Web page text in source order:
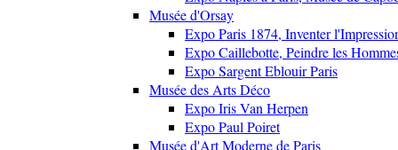
Musée d'Orsay
Expo Paris 1874, Inventer
Expo Caillebotte, Peindre les
Expo Sargent Eblouir Paris
Musée des Arts Déco
Expo Iris Van Herpen
Expo Paul Poiret
Musée d'Art Moderne de Paris